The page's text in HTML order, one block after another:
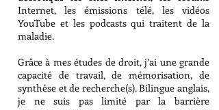
Internet, les émissions télé, les vidéos
YouTube et les podcasts qui traitent de la
maladie.
Grâce à mes études de droit, j’ai une grande
capacité de travail, de mémorisation, de
synthèse et de recherche(s). Bilingue anglais,
je ne suis pas limité par la barrière